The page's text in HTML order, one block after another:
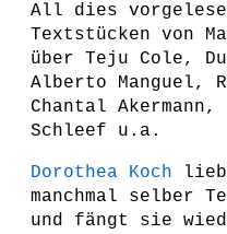
All dies
Textstücken von
über Teju Cole,
Alberto Manguel,
Chantal
Schleef u.a.
Dorothea Koch
manchmal selber
und fängt sie